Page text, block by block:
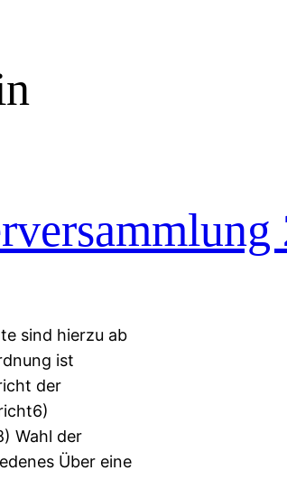
sind hierzu ab
ist
der
Wahl der
Über eine